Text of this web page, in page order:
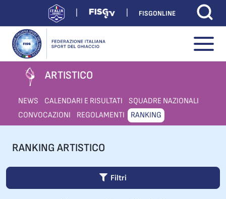
FISGONLINE
ARTISTICO
NEWS CALENDARI E RISULTATI
SQUADRE NAZIONALI
CONVOCAZIONI
REGOLAMENTI RANKING
RANKING ARTISTICO
Filtri